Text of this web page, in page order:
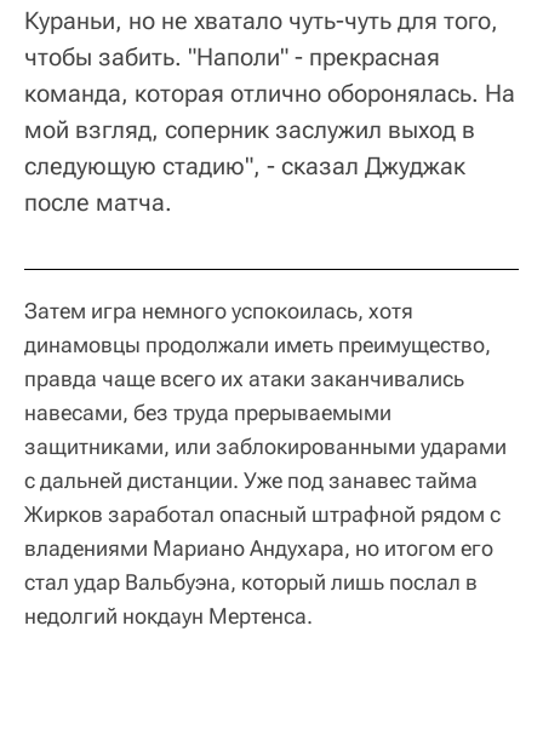
Кураньи, но не хватало чуть-чуть для того,
чтобы забить. "Наполи" - прекрасная
команда, которая отлично оборонялась. На
мой взгляд, соперник заслужил выход в
следующую стадию", - сказал Джуджак
после матча.
Затем игра немного успокоилась, хотя
динамовцы продолжали иметь преимущество,
правда чаще всего их атаки заканчивались
навесами, без труда прерываемыми
защитниками, или заблокированными ударами
с дальней дистанции. Уже под занавес тайма
Жирков заработал опасный штрафной рядом с
владениями Мариано Андухара, но итогом его
стал удар Вальбуэна, который лишь послал в
недолгий нокдаун Мертенса.